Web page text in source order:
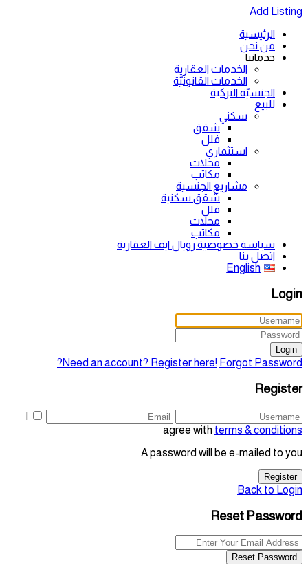
Add Listing
الرئيسية
من نحن
خدماتنا
الخدمات العقارية
الخدمات القانونيّة
الجنسيّة التركية
للبيع
سكني
شقق
فلل
استثماري
محلات
مكاتب
مشاريع الجنسية
شقق سكنية
فلل
محلات
مكاتب
سياسة خصوصية رويال ايف العقارية
اتصل بنا
English
Login
Login
Need an account? Register here! Forgot Password?
Register
agree with terms & conditions
A password will be e-mailed to you
Register
Back to Login
Reset Password
Reset Password